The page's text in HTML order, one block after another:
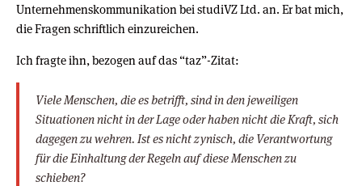
Unternehmenskommunikation bei studiVZ Ltd. an. Er bat mich,
die Fragen schriftlich einzureichen.
Ich fragte ihn, bezogen auf das “taz”-Zitat:
Viele Menschen, die es betrifft, sind in den jeweiligen
Situationen nicht in der Lage oder haben nicht die Kraft, sich
dagegen zu wehren. Ist es nicht zynisch, die Verantwortung
für die Einhaltung der Regeln auf diese Menschen zu
schieben?